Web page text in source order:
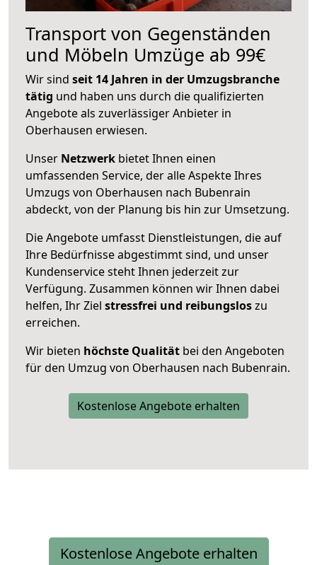
Transport von Gegenständen
und Möbeln Umzüge ab 99€
Wir sind seit 14 Jahren in der Umzugsbranche
tätig und haben uns durch die qualifizierten
Angebote als zuverlässiger Anbieter in
Oberhausen erwiesen.
Unser Netzwerk bietet Ihnen einen
umfassenden Service, der alle Aspekte Ihres
Umzugs von Oberhausen nach Bubenrain
abdeckt, von der Planung bis hin zur Umsetzung.
Die Angebote umfasst Dienstleistungen, die auf
Ihre Bedürfnisse abgestimmt sind, und unser
Kundenservice steht Ihnen jederzeit zur
Verfügung. Zusammen können wir Ihnen dabei
helfen, Ihr Ziel stressfrei und reibungsloszu
erreichen.
Wir bieten höchste Qualität bei den Angeboten
für den Umzug von Oberhausen nach Bubenrain.
Kostenlose Angebote erhalten
Kostenlose Angebote erhalten